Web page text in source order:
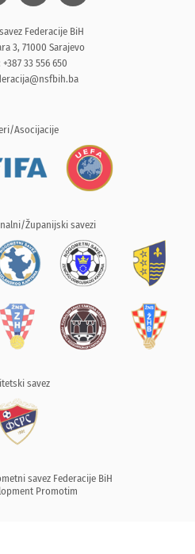
Federacije BiH
3, 71000 Sarajevo
33 556 650
Asocijacije
Županijski savezi
savez
savez Federacije BiH
Promotim